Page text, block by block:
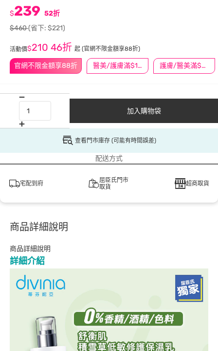
官網不限金額享88折 醫美/護膚滿$1200送$200 護膚/醫美滿$600送好禮
$239 52折
$460(省下: $221)
活動價$210 46折 起 (官網不限金額享88折)
加入購物袋
查看門市庫存 (可能有時間誤差)
配送方式
宅配到府
屈臣氏門市
取貨
超商取貨
商品詳細說明
商品詳細說明
詳細介紹